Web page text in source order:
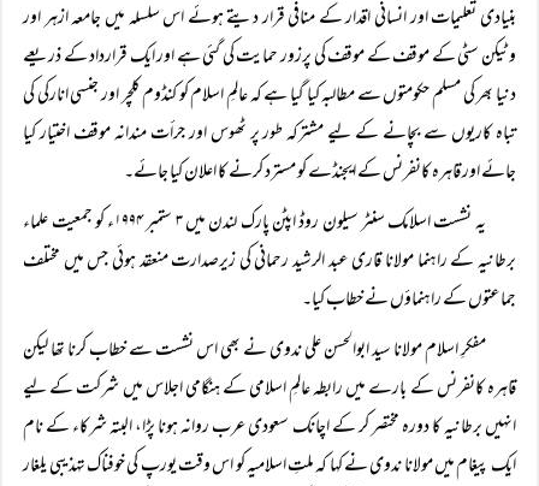
بنیادی تعلیمات اور انسانی اقدار کے منافی قرار دیتے ہوئے اس سلسلہ میں جامعہ ازہر اور
وٹیکن سٹی کے موقف کے موقف کی پرزور حمایت کی گئی ہے اور ایک قرارداد کے ذریعے
دنیا بھر کی مسلم حکومتوں سے مطالبہ کیا گیا ہے کہ عالمِ اسلام کو کنڈوم کلچر اور جنسی انارکی کی
تباہ کاریوں سے بچانے کے لیے مشترکہ طور پر ٹھوس اور جرأت مندانہ موقف اختیار کیا
جائے اور قاہرہ کانفرنس کے ایجنڈے کو مسترد کرنے کا اعلان کیا جائے۔
یہ نشست اسلامک سنٹر سیلون روڈ اپٹن پارک لندن میں ۳ ستمبر ۱۹۹۴ء کو جمعیت علماء
برطانیہ کے راہنما مولانا قاری عبد الرشید رحمانی کی زیرصدارت منعقد ہوئی جس میں مختلف
جماعتوں کے راہنماؤں نے خطاب کیا۔
مفکرِ اسلام مولانا سید ابوالحسن علی ندوی نے بھی اس نشست سے خطاب کرنا تھا لیکن
قاہرہ کانفرنس کے بارے میں رابطہ عالمِ اسلامی کے ہنگامی اجلاس میں شرکت کے لیے
انہیں برطانیہ کا دورہ مختصر کر کے اچانک سعودی عرب روانہ ہونا پڑا، البتہ شرکاء کے نام
ایک پیغام میں مولانا ندوی نے کہا کہ ملتِ اسلامیہ کو اس وقت یورپ کی خوفناک تہذیبی یلغار